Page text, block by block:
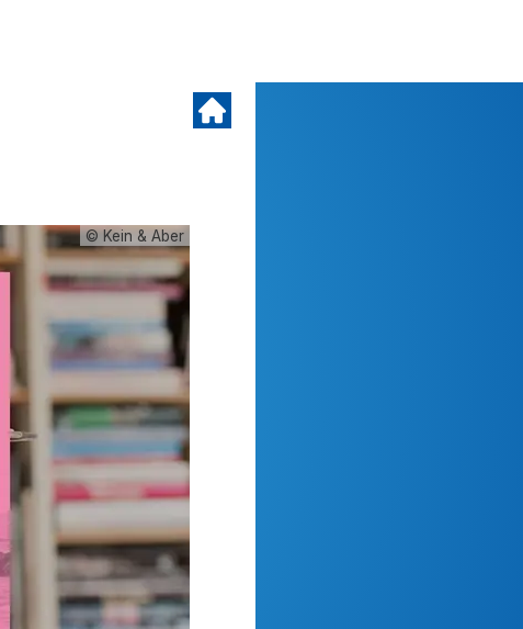
© Kein & Aber